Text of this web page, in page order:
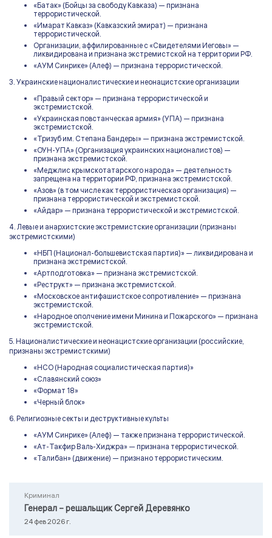
«Батак» (Бойцы за свободу Кавказа) — признана
террористической.
«Имарат Кавказ» (Кавказский эмират) — признана
террористической.
Организации, аффилированные с «Свидетелями Иеговы» —
ликвидирована и признана экстремистской на территории РФ.
«АУМ Синрике» (Алеф) — признана террористической.
3. Украинские националистические и неонацистские организации
«Правый сектор» — признана террористической и
экстремистской.
«Украинская повстанческая армия» (УПА) — признана
экстремистской.
«Тризуб им. Степана Бандеры» — признана экстремистской.
«ОУН-УПА» (Организация украинских националистов) —
признана экстремистской.
«Меджлис крымскотатарского народа» — деятельность
запрещена на территории РФ, признана экстремистской.
«Азов» (в том числе как террористическая организация) —
признана террористической и экстремистской.
«Айдар» — признана террористической и экстремистской.
4. Левые и анархистские экстремистские организации (признаны
экстремистскими)
«НБП (Национал-большевистская партия)» — ликвидирована и
признана экстремистской.
«Артподготовка» — признана экстремистской.
«Реструкт» — признана экстремистской.
«Московское антифашистское сопротивление» — признана
экстремистской.
«Народное ополчение имени Минина и Пожарского» — признана
экстремистской.
5. Националистические и неонацистские организации (российские,
признаны экстремистскими)
«НСО (Народная социалистическая партия)»
«Славянский союз»
«Формат 18»
«Черный блок»
6. Религиозные секты и деструктивные культы
«АУМ Синрике» (Алеф) — также признана террористической.
«Ат-Такфир Валь-Хиджра» — признана террористической.
«Талибан» (движение) — признано террористическим.
Криминал
Генерал – решальщик Сергей Деревянко
24 фев 2026 г.